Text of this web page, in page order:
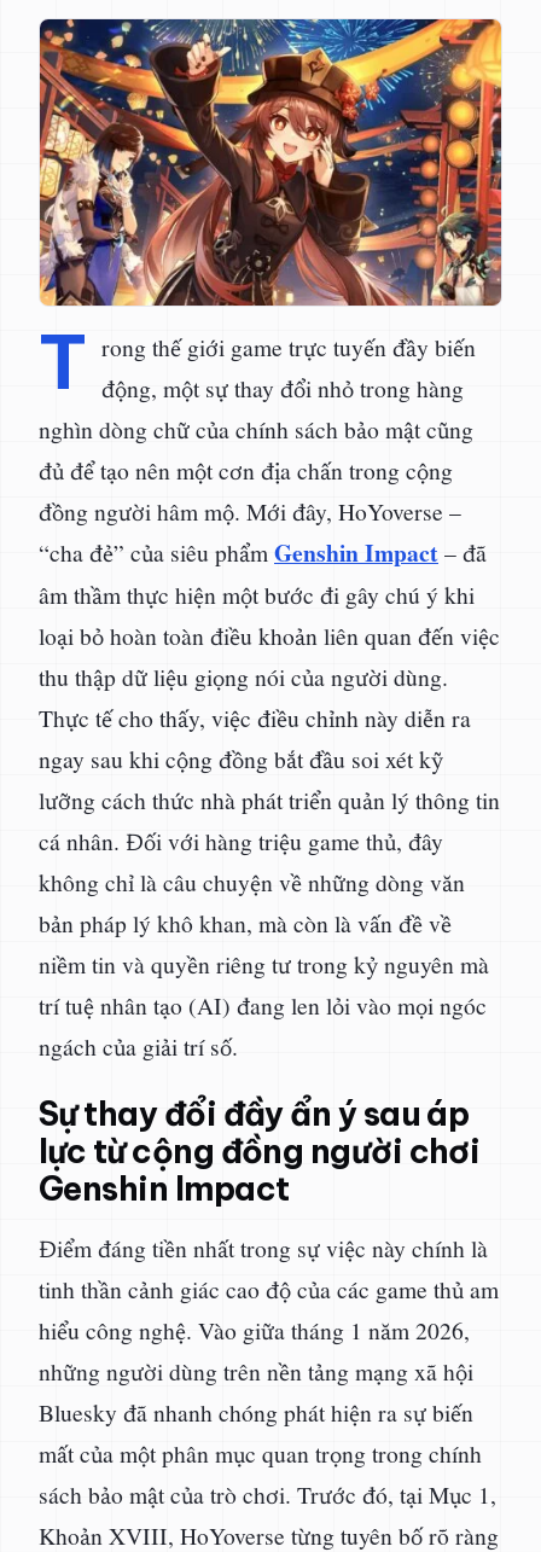
T rong thế giới game trực tuyến đầy biến
động, một sự thay đổi nhỏ trong hàng
nghìn dòng chữ của chính sách bảo mật cũng
đủ để tạo nên một cơn địa chấn trong cộng
đồng người hâm mộ. Mới đây, HoYoverse –
“cha đẻ” của siêu phẩm Genshin Impact– đã
âm thầm thực hiện một bước đi gây chú ý khi
loại bỏ hoàn toàn điều khoản liên quan đến việc
thu thập dữ liệu giọng nói của người dùng.
Thực tế cho thấy, việc điều chỉnh này diễn ra
ngay sau khi cộng đồng bắt đầu soi xét kỹ
lưỡng cách thức nhà phát triển quản lý thông tin
cá nhân. Đối với hàng triệu game thủ, đây
không chỉ là câu chuyện về những dòng văn
bản pháp lý khô khan, mà còn là vấn đề về
niềm tin và quyền riêng tư trong kỷ nguyên mà
trí tuệ nhân tạo (AI) đang len lỏi vào mọi ngóc
ngách của giải trí số.
Sự thay đổi đầy ẩn ý sau áp
lực từ cộng đồng người chơi
Genshin Impact
Điểm đáng tiền nhất trong sự việc này chính là
tinh thần cảnh giác cao độ của các game thủ am
hiểu công nghệ. Vào giữa tháng 1 năm 2026,
những người dùng trên nền tảng mạng xã hội
Bluesky đã nhanh chóng phát hiện ra sự biến
mất của một phân mục quan trọng trong chính
sách bảo mật của trò chơi. Trước đó, tại Mục 1,
Khoản XVIII, HoYoverse từng tuyên bố rõ ràng